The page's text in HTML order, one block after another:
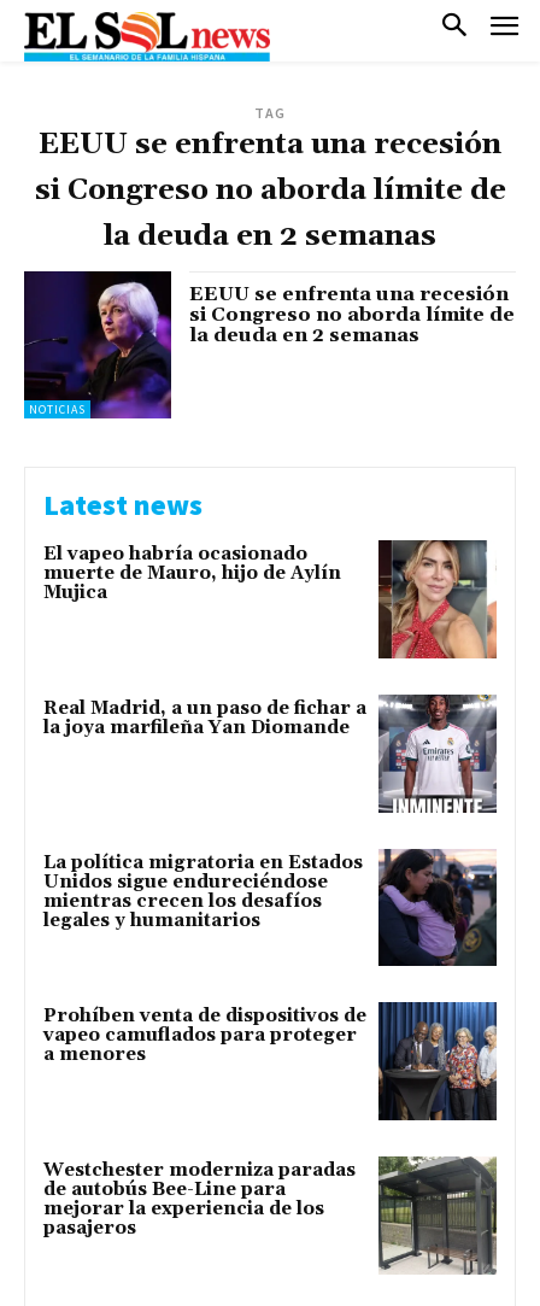
TAG
EEUU se enfrenta una recesión
si Congreso no aborda límite de
la deuda en 2 semanas
NOTICIAS
EEUU se enfrenta una recesión
si Congreso no aborda límite de
la deuda en 2 semanas
Latest news
El vapeo habría ocasionado
muerte de Mauro, hijo de Aylín
Mujica
Real Madrid, a un paso de fichar a
la joya marfileña Yan Diomande
La política migratoria en Estados
Unidos sigue endureciéndose
mientras crecen los desafíos
legales y humanitarios
Prohíben venta de dispositivos de
vapeo camuflados para proteger
a menores
Westchester moderniza paradas
de autobús Bee-Line para
mejorar la experiencia de los
pasajeros